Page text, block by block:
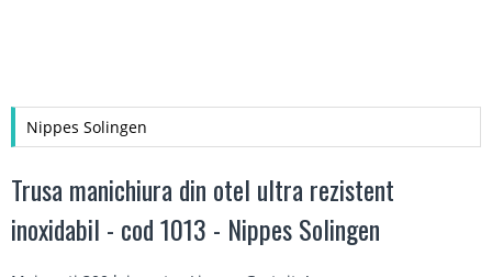
Nippes Solingen
Trusa manichiura din otel ultra rezistent
inoxidabil - cod 1013 - Nippes Solingen